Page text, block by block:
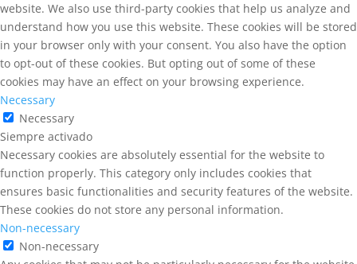
website. We also use third-party cookies that help us analyze and
understand how you use this website. These cookies will be stored
in your browser only with your consent. You also have the option
to opt-out of these cookies. But opting out of some of these
cookies may have an effect on your browsing experience.
Necessary
Necessary
Siempre activado
Necessary cookies are absolutely essential for the website to
function properly. This category only includes cookies that
ensures basic functionalities and security features of the website.
These cookies do not store any personal information.
Non-necessary
Non-necessary